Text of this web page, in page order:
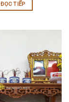
ĐỌC TIẾP